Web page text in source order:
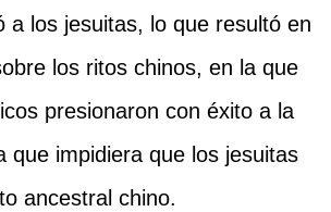
a los jesuitas, lo que resultó en
los ritos chinos, en la que
presionaron con éxito a la
que impidiera que los jesuitas
ancestral chino.